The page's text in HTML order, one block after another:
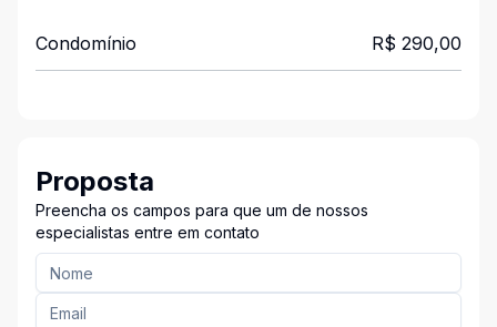
Condomínio R$ 290,00
Proposta
Preencha os campos para que um de nossos
especialistas entre em contato